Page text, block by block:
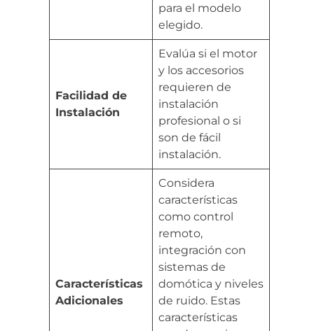
para el modelo
elegido.
Facilidad de
Instalación
Evalúa si el motor
y los accesorios
requieren de
instalación
profesional o si
son de fácil
instalación.
Características
Adicionales
Considera
características
como control
remoto,
integración con
sistemas de
domótica y niveles
de ruido. Estas
características